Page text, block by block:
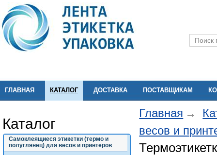
ГЛАВНАЯ КАТАЛОГ ДОСТАВКА ПОСТАВЩИКАМ
Каталог
Самоклеящиеся этикетки (термо и
полуглянец) для весов и принтеров
Главная
весов и